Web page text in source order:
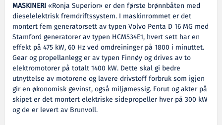
MASKINERI«Ronja Superior» er den første brønnbåten med
dieselelektrisk fremdriftssystem. I maskinrommet er det
montert fem generatorsett av typen Volvo Penta D 16 MG med
Stamford generatorer av typen HCM534E1, hvert sett har en
effekt på 475 kW, 60 Hz ved omdreininger på 1800 i minuttet.
Gear og propellanlegg er av typen Finnøy og drives av to
elektromotorer på totalt 1400 kW. Dette skal gi bedre
utnyttelse av motorene og lavere drivstoff forbruk som igjen
gir en økonomisk gevinst, også miljømessig. Forut og akter på
skipet er det montert elektriske sidepropeller hver på 300 kW
og de er levert av Brunvoll.